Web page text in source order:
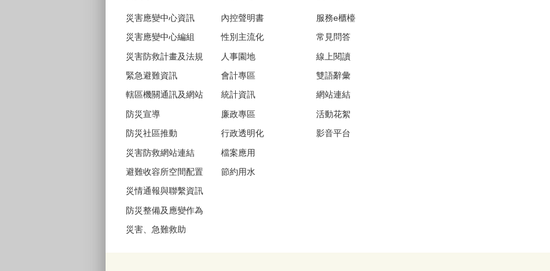
災害應變中心資訊
災害應變中心編組
災害防救計畫及法規
緊急避難資訊
轄區機關通訊及網站
防災宣導
防災社區推動
災害防救網站連結
避難收容所空間配置
災情通報與聯繫資訊
防災整備及應變作為
災害、急難救助
內控聲明書
性別主流化
人事園地
會計專區
統計資訊
廉政專區
行政透明化
檔案應用
節約用水
服務e櫃檯
常見問答
線上閱讀
雙語辭彙
網站連結
活動花絮
影音平台